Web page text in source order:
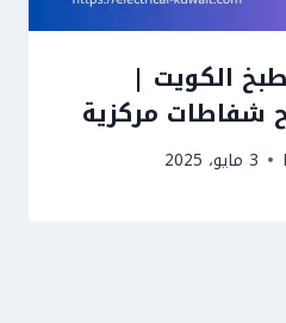
الكويت |
3 مايو، 2025